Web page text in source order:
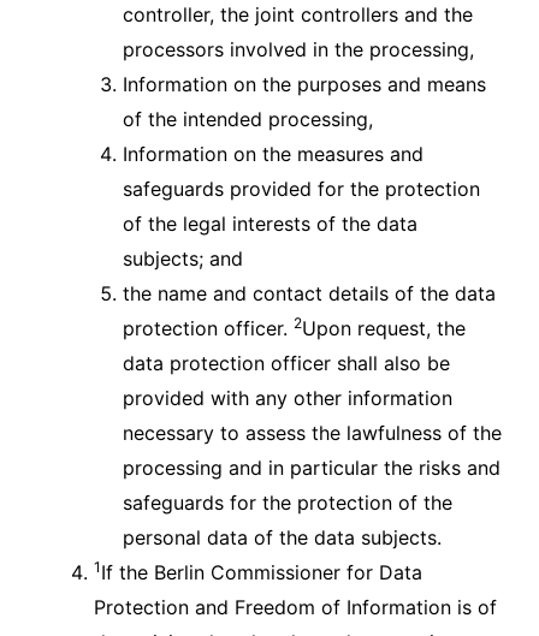
controller, the joint controllers and the
processors involved in the processing,
Information on the purposes and means
of the intended processing,
Information on the measures and
safeguards provided for the protection
of the legal interests of the data
subjects; and
the name and contact details of the data
protection officer. 2Upon request, the
data protection officer shall also be
provided with any other information
necessary to assess the lawfulness of the
processing and in particular the risks and
safeguards for the protection of the
personal data of the data subjects.
1 If the Berlin Commissioner for Data
Protection and Freedom of Information is of